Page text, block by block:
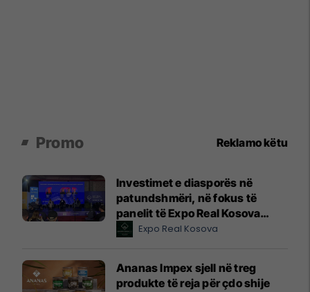
Promo Reklamo këtu
Investimet e diasporës në
patundshmëri, në fokus të
panelit të Expo Real Kosova
2026Expo Real Kosova
Ananas Impex sjell në treg
produkte të reja për çdo shije